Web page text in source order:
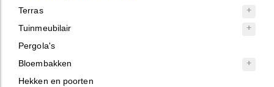
Terras
Tuinmeubilair
Pergola's
Bloembakken
Hekken en poorten